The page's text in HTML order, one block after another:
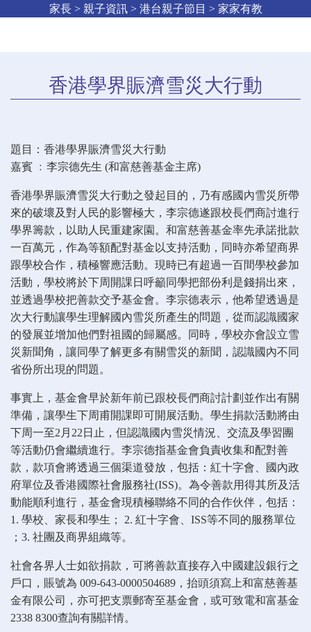
家長 > 親子資訊 > 港台親子節目 > 家家有教
香港學界賑濟雪災大行動
題目：香港學界賑濟雪災大行動
嘉賓 ﹕李宗德先生 (和富慈善基金主席)
香港學界賑濟雪災大行動之發起目的，乃有感國內雪災所帶
來的破壞及對人民的影響極大，李宗德遂跟校長們商討進行
學界籌款，以助人民重建家園。和富慈善基金率先承諾批款
一百萬元，作為等額配對基金以支持活動，同時亦希望商界
跟學校合作，積極響應活動。現時已有超過一百間學校參加
活動，學校將於下周開課日呼籲同學把部份利是錢捐出來，
並透過學校把善款交予基金會。李宗德表示，他希望透過是
次大行動讓學生理解國內雪災所產生的問題，從而認識國家
的發展並增加他們對祖國的歸屬感。同時，學校亦會設立雪
災新聞角，讓同學了解更多有關雪災的新聞，認識國內不同
省份所出現的問題。
事實上，基金會早於新年前已跟校長們商討計劃並作出有關
準備，讓學生下周甫開課即可開展活動。學生捐款活動將由
下周一至2月22日止，但認識國內雪災情況、交流及學習團
等活動仍會繼續進行。李宗德指基金會負責收集和配對善
款，款項會將透過三個渠道發放，包括：紅十字會、國內政
府單位及香港國際社會服務社(ISS)。為令善款用得其所及活
動能順利進行，基金會現積極聯絡不同的合作伙伴，包括：
1. 學校、家長和學生； 2. 紅十字會、ISS等不同的服務單位
；3. 社團及商界組織等。
社會各界人士如欲捐款，可將善款直接存入中國建設銀行之
戶口，賬號為 009-643-0000504689，抬頭須寫上和富慈善基
金有限公司，亦可把支票郵寄至基金會，或可致電和富基金
2338 8300查詢有關詳情。